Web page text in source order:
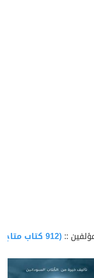
::(912 كتاب متاح للتحميل)